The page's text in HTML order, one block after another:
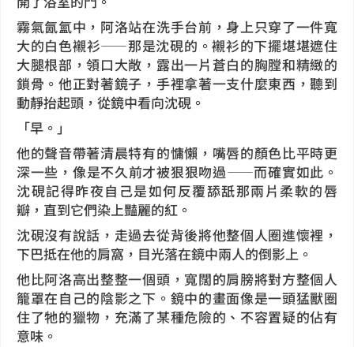
霧氣氤氳中，阿洛站在洗手台前，身上只穿了一件寬
大的白色襯衫——那是沈硯的。襯衫的下擺堪堪遮住
大腿根部，領口大敞，露出一片蒼白的胸膛和精緻的
鎖骨。他正對著鏡子，手裡拿著一支什麼東西，聽到
動靜抬起頭，從鏡中看向沈硯。
「早。」
他的聲音帶著清晨特有的慵懶，嘴唇的顏色比平時更
深一些，像是不久前才被狠狠吻過——而確實如此。
沈硯記得昨夜自己是如何反覆舔舐那兩片柔軟的唇
瓣，直到它們染上豔麗的紅。
沈硯沒有說話，走過去從背後將他整個人圈進懷裡，
下巴抵在他的肩窩，目光落在鏡中兩人的倒影上。
他比阿洛高出整整一個頭，寬闊的肩膀將對方整個人
籠罩在自己的陰影之下。鏡中的畫面像是一頭猛獸圈
住了牠的獵物，充滿了某種危險的、不容置疑的佔有
意味。